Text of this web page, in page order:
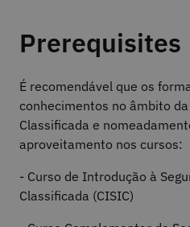
Prerequisites
É recomendável que os
conhecimentos no âmbito
Classificada e
aproveitamento nos cursos:
- Curso de Introdução à
Classificada (CISIC)